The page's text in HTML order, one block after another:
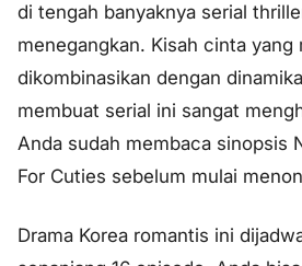
di tengah banyaknya serial
menegangkan. Kisah cinta yang
dikombinasikan dengan
membuat serial ini sangat
Anda sudah membaca sinopsis
For Cuties sebelum mulai
Drama Korea romantis ini